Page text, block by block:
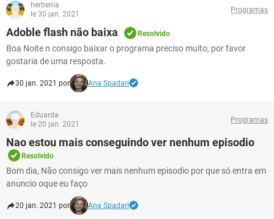
herbenia
le 30 jan. 2021
Programas
Adoble flash não baixa Resolvido
Boa Noite n consigo baixar o programa preciso muito, por favor
gostaria de uma resposta.
30 jan. 2021 por Ana Spadari
Eduarda
le 20 jan. 2021
Programas
Nao estou mais conseguindo ver nenhum episodio
Resolvido
Bom dia, Não consigo ver mais nenhum episodio por que só entra em
anuncio oque eu faço
20 jan. 2021 por Ana Spadari